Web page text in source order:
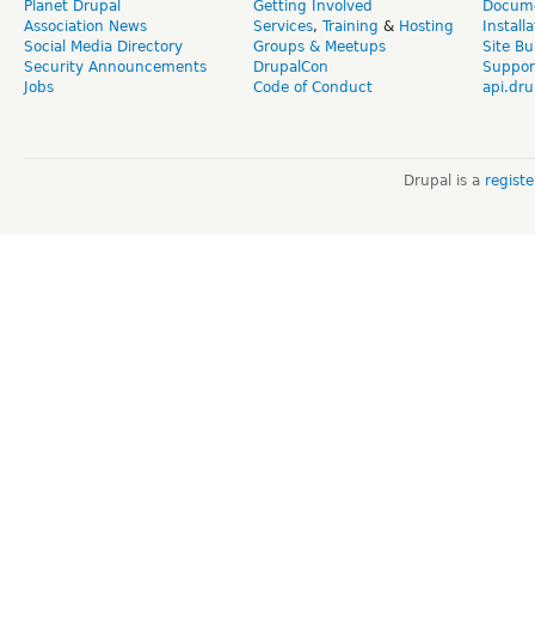
Planet Drupal
Association News
Social Media Directory
Security Announcements
Jobs
Getting Involved
Services, Training & Hosting
Groups & Meetups
DrupalCon
Code of Conduct
Site
Drupal is a